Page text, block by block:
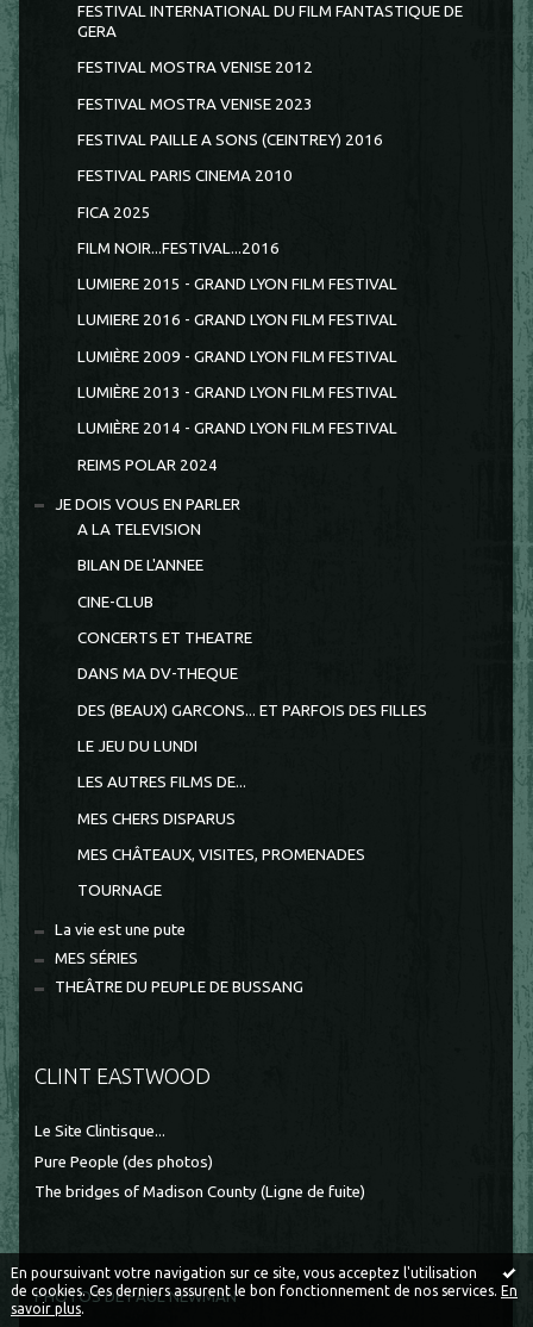
En poursuivant votre navigation sur ce site, vous acceptez l'utilisation
de cookies. Ces derniers assurent le bon fonctionnement de nos services. En
savoir plus.
FESTIVAL INTERNATIONAL DU FILM FANTASTIQUE DE
GERA
FESTIVAL MOSTRA VENISE 2012
FESTIVAL MOSTRA VENISE 2023
FESTIVAL PAILLE A SONS (CEINTREY) 2016
FESTIVAL PARIS CINEMA 2010
FICA 2025
FILM NOIR...FESTIVAL...2016
LUMIERE 2015 - GRAND LYON FILM FESTIVAL
LUMIERE 2016 - GRAND LYON FILM FESTIVAL
LUMIÈRE 2009 - GRAND LYON FILM FESTIVAL
LUMIÈRE 2013 - GRAND LYON FILM FESTIVAL
LUMIÈRE 2014 - GRAND LYON FILM FESTIVAL
REIMS POLAR 2024
JE DOIS VOUS EN PARLER
A LA TELEVISION
BILAN DE L'ANNEE
CINE-CLUB
CONCERTS ET THEATRE
DANS MA DV-THEQUE
DES (BEAUX) GARCONS... ET PARFOIS DES FILLES
LE JEU DU LUNDI
LES AUTRES FILMS DE...
MES CHERS DISPARUS
MES CHÂTEAUX, VISITES, PROMENADES
TOURNAGE
La vie est une pute
MES SÉRIES
THEÂTRE DU PEUPLE DE BUSSANG
CLINT EASTWOOD
Le Site Clintisque...
Pure People (des photos)
The bridges of Madison County (Ligne de fuite)
PHOTOS DE PAUL NEWMAN